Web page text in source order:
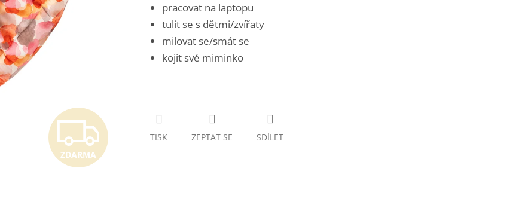
ZDARMA
ZDARMA
pracovat na laptopu
tulit se s dětmi/zvířaty
milovat se/smát se
kojit své miminko
TISK ZEPTAT SE SDÍLET